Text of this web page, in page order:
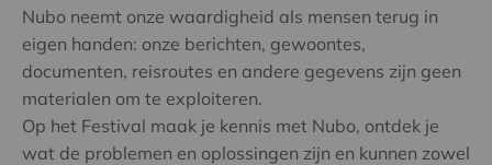
Nubo neemt onze waardigheid als mensen terug in
eigen handen: onze berichten, gewoontes,
documenten, reisroutes en andere gegevens zijn geen
materialen om te exploiteren.
Op het Festival maak je kennis met Nubo, ontdek je
wat de problemen en oplossingen zijn en kunnen zowel